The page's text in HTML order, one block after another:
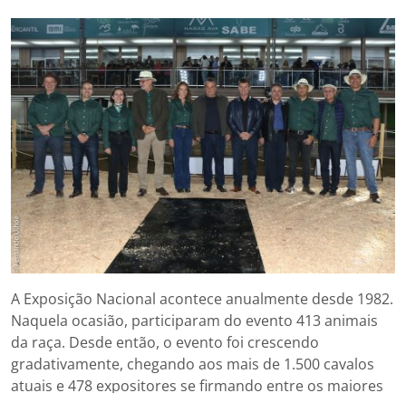
A Exposição Nacional acontece anualmente desde 1982.
Naquela ocasião, participaram do evento 413 animais
da raça. Desde então, o evento foi crescendo
gradativamente, chegando aos mais de 1.500 cavalos
atuais e 478 expositores se firmando entre os maiores